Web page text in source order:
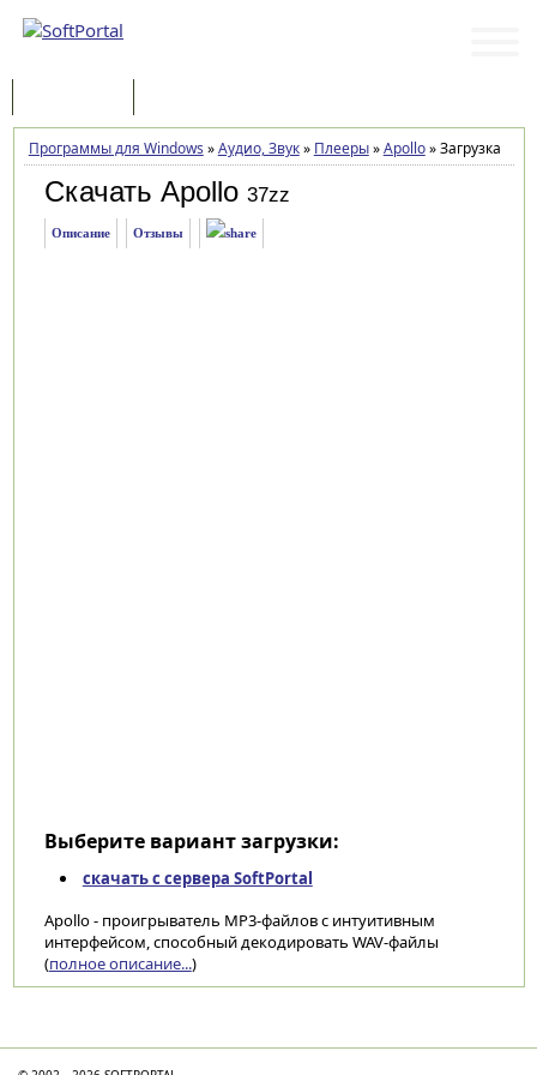
Программы для Windows »Аудио, Звук» Плееры»Apollo»Загрузка
Скачать Apollo 37zz
Описание Отзывы
Выберите вариант загрузки:
скачать с сервера SoftPortal
Apollo - проигрыватель MP3-файлов с интуитивным
интерфейсом, способный декодировать WAV-файлы
(полное описание...)